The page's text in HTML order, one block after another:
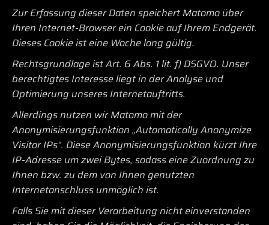
Zur Erfassung dieser Daten speichert Matomo über
Ihren Internet-Browser ein Cookie auf Ihrem Endgerät.
Dieses Cookie ist eine Woche lang gültig.
Rechtsgrundlage ist Art. 6 Abs. 1 lit. f) DSGVO. Unser
berechtigtes Interesse liegt in der Analyse und
Optimierung unseres Internetauftritts.
Allerdings nutzen wir Matomo mit der
Anonymisierungsfunktion „Automatically Anonymize
Visitor IPs“. Diese Anonymisierungsfunktion kürzt Ihre
IP-Adresse um zwei Bytes, sodass eine Zuordnung zu
Ihnen bzw. zu dem von Ihnen genutzten
Internetanschluss unmöglich ist.
Falls Sie mit dieser Verarbeitung nicht einverstanden